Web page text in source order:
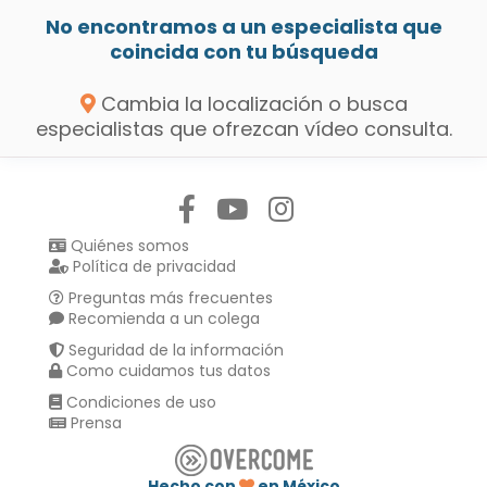
No encontramos a un especialista que
coincida con tu búsqueda
Cambia la localización o busca
especialistas que ofrezcan vídeo consulta.
Quiénes somos
Política de privacidad
Preguntas más frecuentes
Recomienda a un colega
Seguridad de la información
Como cuidamos tus datos
Condiciones de uso
Prensa